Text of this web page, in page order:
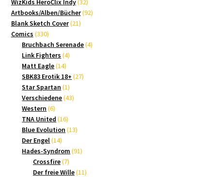
WizKids HeroClix Indy 32
Produkte
Artbooks/Alben/Bücher 9292
Blank Sketch Cover 2121
Comics 330330
Produkte
Bruchbach Serenade 44
Link Fighters 44
Matt Eagle 1414
Produkte
SBK83 Erotik 18+ 2727
Star Spartan 11
Produkt
Verschiedene 4343
Western 66
Produkte
TNA United 1616
Produkte
Blue Evolution 1313
Der Engel 1414
Produkte
Hades-Syndrom 9191
Crossfire 77
Produkte
Der freie Wille 1111